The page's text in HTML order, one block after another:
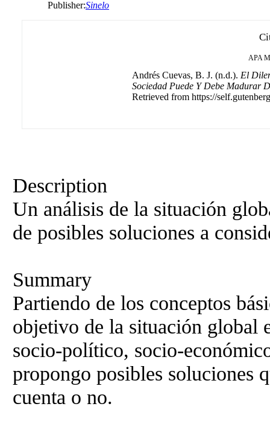
Publisher:Sinelo
APA
Andrés Cuevas, B. J. (n.d.). El
Sociedad Puede Y Debe Madurar
Retrieved from https://
Description
Un análisis de la situación
de posibles soluciones a
Summary
Partiendo de los conceptos
objetivo de la situación global
socio-político, socio-
propongo posibles soluciones
cuenta o no.